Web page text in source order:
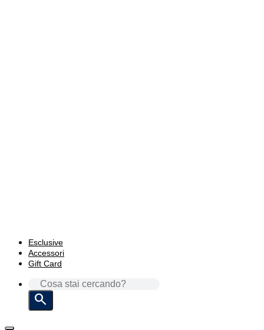
Esclusive
Accessori
Gift Card
CERCA: